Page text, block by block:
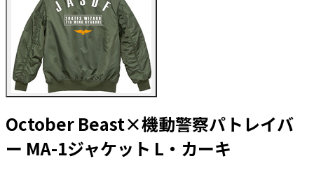
October Beast×機動警察パトレイバ
ー MA-1ジャケット L・カーキ